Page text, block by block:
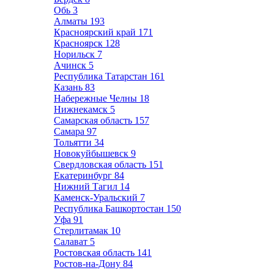
Обь 3
Алматы 193
Красноярский край 171
Красноярск 128
Норильск 7
Ачинск 5
Республика Татарстан 161
Казань 83
Набережные Челны 18
Нижнекамск 5
Самарская область 157
Самара 97
Тольятти 34
Новокуйбышевск 9
Свердловская область 151
Екатеринбург 84
Нижний Тагил 14
Каменск-Уральский 7
Республика Башкортостан 150
Уфа 91
Стерлитамак 10
Салават 5
Ростовская область 141
Ростов-на-Дону 84